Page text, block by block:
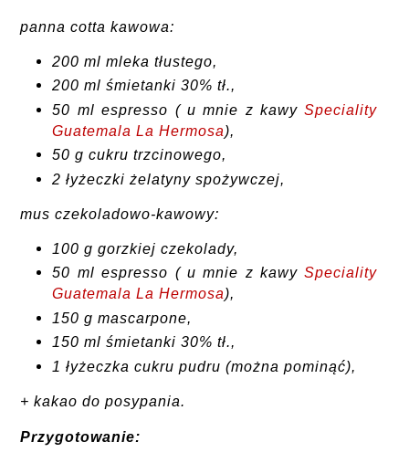
panna cotta kawowa:
200 ml mleka tłustego,
200 ml śmietanki 30% tł.,
50 ml espresso ( u mnie z kawySpeciality
Guatemala La Hermosa),
50 g cukru trzcinowego,
2 łyżeczki żelatyny spożywczej,
mus czekoladowo-kawowy:
100 g gorzkiej czekolady,
50 ml espresso ( u mnie z kawySpeciality
Guatemala La Hermosa),
150 g mascarpone,
150 ml śmietanki 30% tł.,
1 łyżeczka cukru pudru (można pominąć),
+ kakao do posypania.
Przygotowanie: